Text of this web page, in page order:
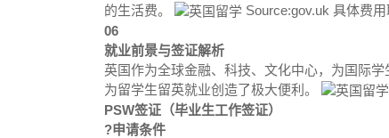
的生活费。
Source:gov.uk 具体费
06
就业前景与签证解析
英国作为全球金融、科技、文化中心，为国际
为留学生留英就业创造了极大便利。
PSW签证（毕业生工作签证）
?申请条件